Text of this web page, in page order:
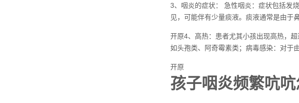
3、咽炎的症状： 急性咽炎：症状包括发
见，可能伴有少量痰液。痰液通常是由于
开原4、高热：患者尤其小孩出现高热，
如头孢类、阿奇霉素类；病毒感染：对于
开原
孩子咽炎频繁吭